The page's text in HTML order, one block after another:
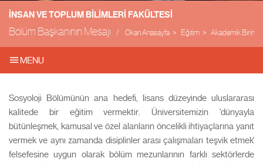
İNSAN VE TOPLUM BILIMLERI FAKÜLTESI
Bölüm Başkanının Mesajı Okan Anasayfa Eğitim Akademik
MENU
Sosyoloji Bölümünün ana hedefi, lisans düzeyinde uluslararası
kalitede bir eğitim vermektir. Üniversitemizin 'dünyayla
bütünleşmek, kamusal ve özel alanların öncelikli ihtiyaçlarına yanıt
vermek ve aynı zamanda disiplinler arası çalışmaları teşvik etmek'
felsefesine uygun olarak bölüm mezunlarının farklı sektörlerde